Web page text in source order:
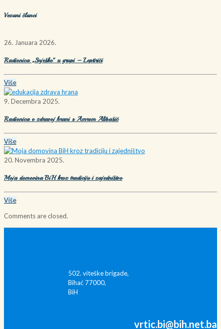
Vezani članci
26. Januara 2026.
Radionica „Snješko“ u grupi – Leptirići
Više
9. Decembra 2025.
Radionica o zdravoj hrani s Amrom Alibašić
Više
20. Novembra 2025.
Moja domovina BiH kroz tradiciju i zajedništvo
Više
Comments are closed.
502. viteške brigade,
Bihać 77000,
BiH
vrtic.bi@bih.net.ba